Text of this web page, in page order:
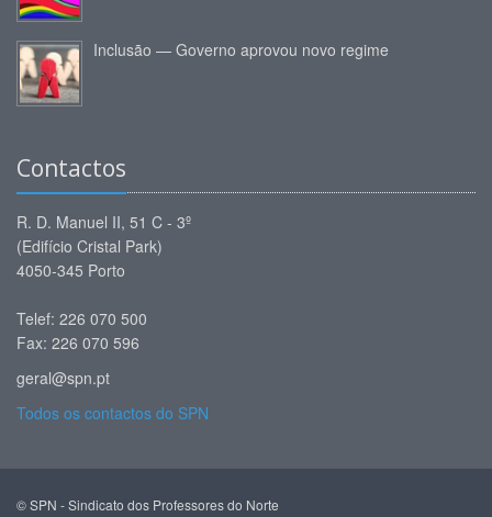
Inclusão — Governo aprovou novo regime
Contactos
R. D. Manuel II, 51 C - 3º
(Edifício Cristal Park)
4050-345 Porto
Telef: 226 070 500
Fax: 226 070 596
geral@spn.pt
Todos os contactos do SPN
© SPN - Sindicato dos Professores do Norte